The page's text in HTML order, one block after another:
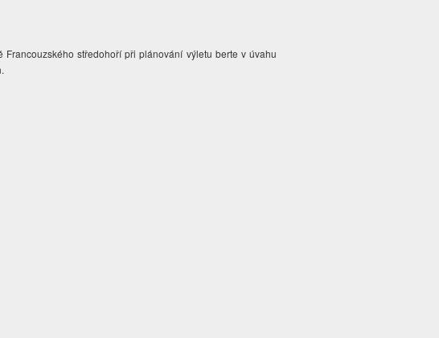
středohoří při plánování výletu berte v úvahu